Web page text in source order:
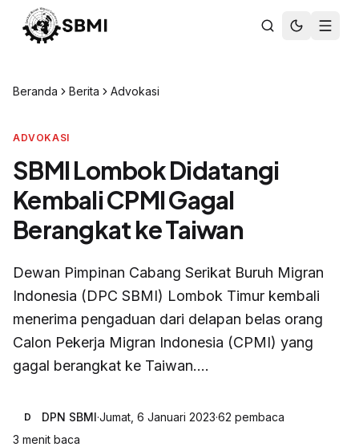
Beranda Berita Advokasi
ADVOKASI
SBMI Lombok Didatangi
Kembali CPMI Gagal
Berangkat ke Taiwan
Dewan Pimpinan Cabang Serikat Buruh Migran
Indonesia (DPC SBMI) Lombok Timur kembali
menerima pengaduan dari delapan belas orang
Calon Pekerja Migran Indonesia (CPMI) yang
gagal berangkat ke Taiwan....
D DPN SBMI·Jumat, 6 Januari 2023·62 pembaca
3 menit baca